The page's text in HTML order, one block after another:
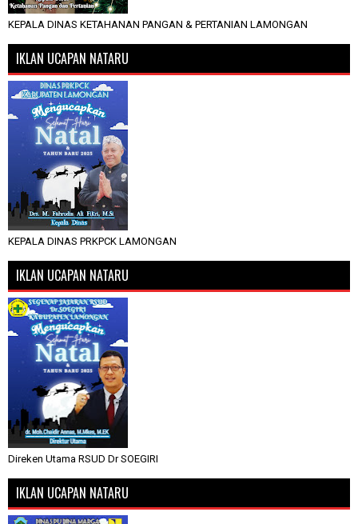
KEPALA DINAS KETAHANAN PANGAN & PERTANIAN LAMONGAN
IKLAN UCAPAN NATARU
KEPALA DINAS PRKPCK LAMONGAN
IKLAN UCAPAN NATARU
Direken Utama RSUD Dr SOEGIRI
IKLAN UCAPAN NATARU